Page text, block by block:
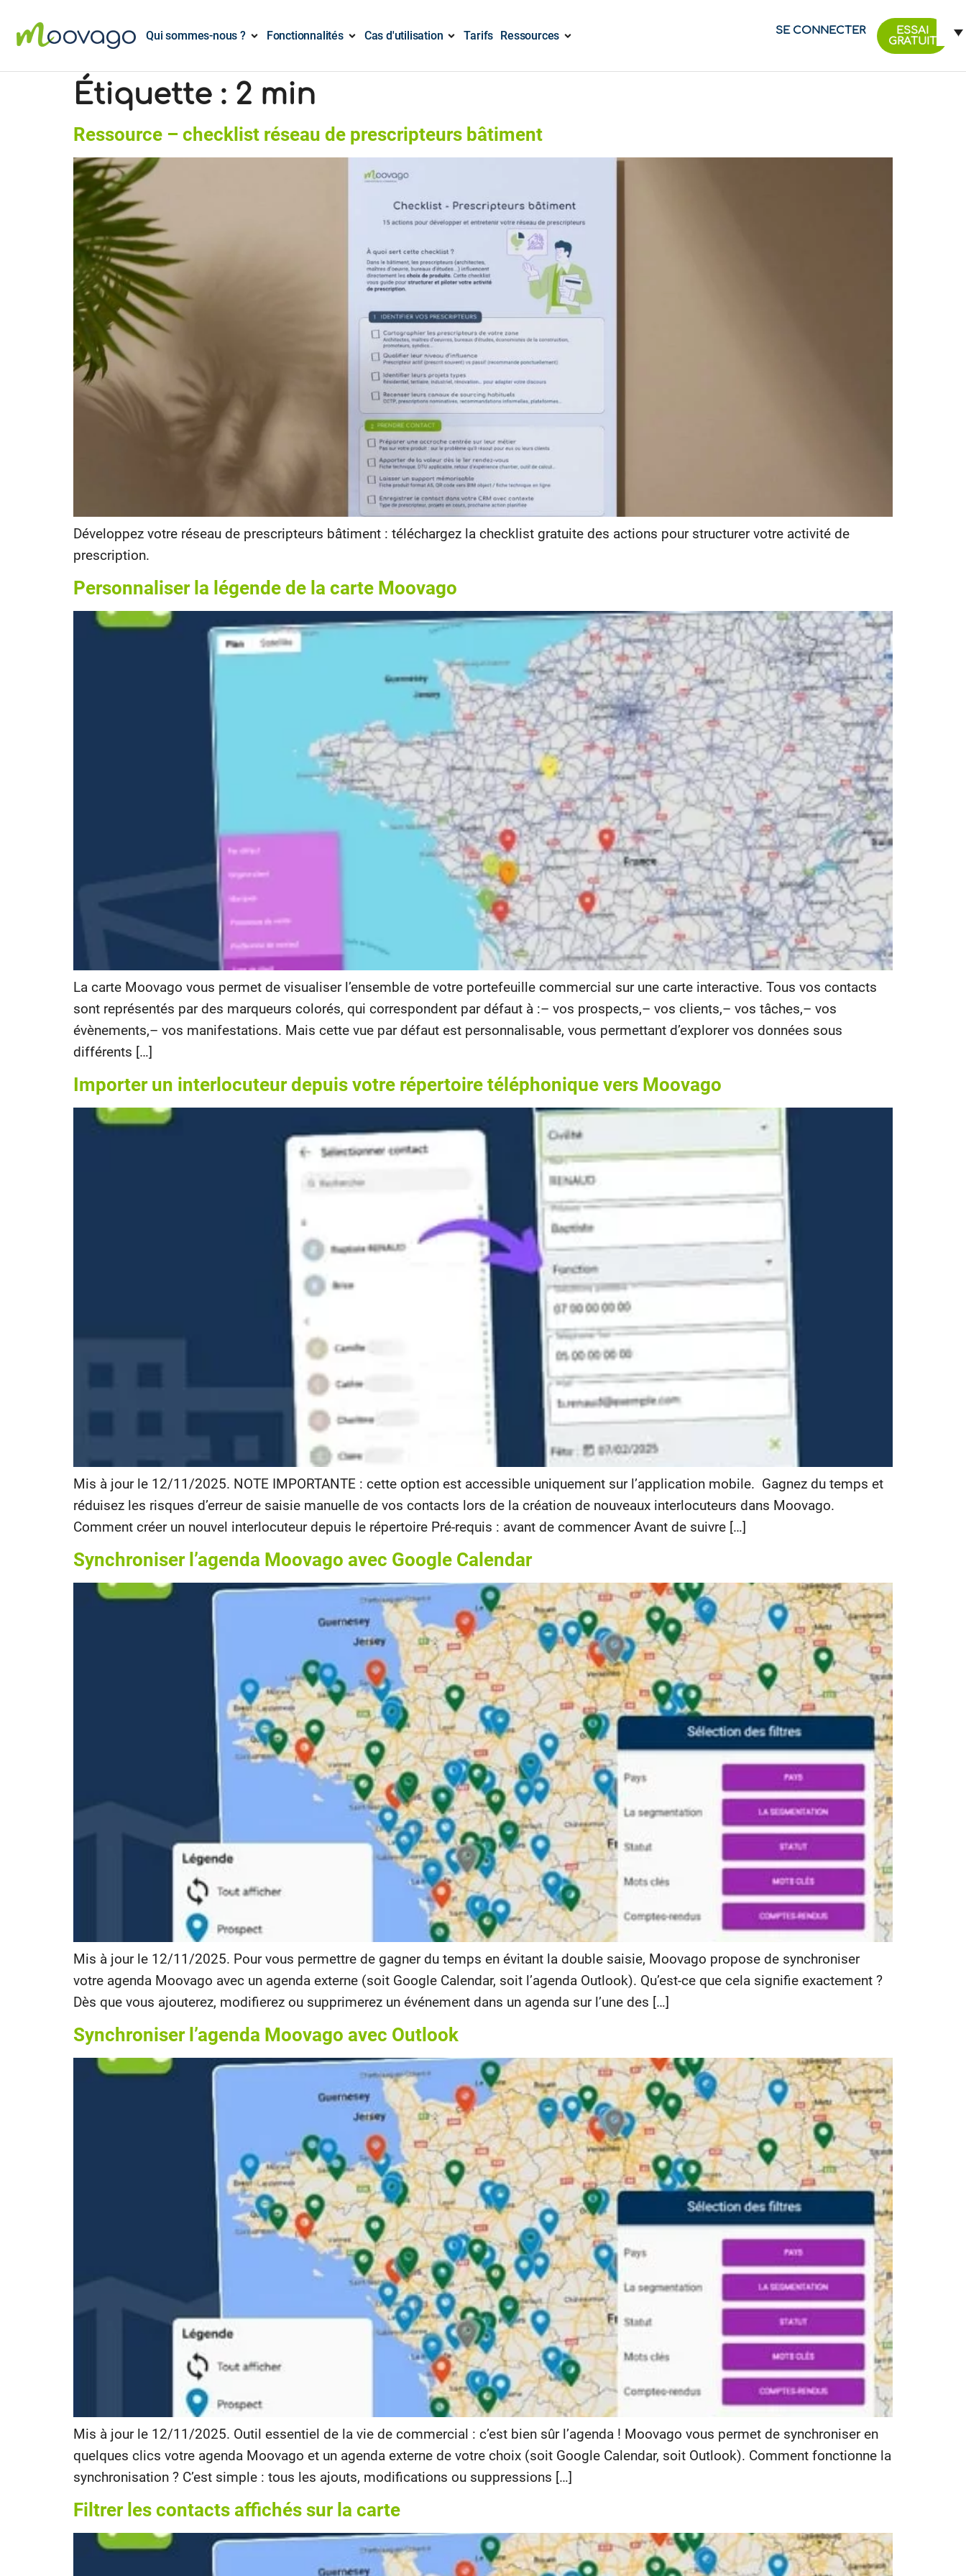
Qui sommes-nous ? Fonctionnalités Cas d'utilisation Tarifs Ressources SE CONNECTER
ESSAI
GRATUIT
Étiquette : 2 min
Ressource – checklist réseau de prescripteurs bâtiment
Développez votre réseau de prescripteurs bâtiment : téléchargez la checklist gratuite des actions pour structurer votre activité de
prescription.
Personnaliser la légende de la carte Moovago
La carte Moovago vous permet de visualiser l’ensemble de votre portefeuille commercial sur une carte interactive. Tous vos contacts
sont représentés par des marqueurs colorés, qui correspondent par défaut à :– vos prospects,– vos clients,– vos tâches,– vos
évènements,– vos manifestations. Mais cette vue par défaut est personnalisable, vous permettant d’explorer vos données sous
différents […]
Importer un interlocuteur depuis votre répertoire téléphonique vers Moovago
Mis à jour le 12/11/2025. NOTE IMPORTANTE : cette option est accessible uniquement sur l’application mobile. Gagnez du temps et
réduisez les risques d’erreur de saisie manuelle de vos contacts lors de la création de nouveaux interlocuteurs dans Moovago.
Comment créer un nouvel interlocuteur depuis le répertoire Pré-requis : avant de commencer Avant de suivre […]
Synchroniser l’agenda Moovago avec Google Calendar
Mis à jour le 12/11/2025. Pour vous permettre de gagner du temps en évitant la double saisie, Moovago propose de synchroniser
votre agenda Moovago avec un agenda externe (soit Google Calendar, soit l’agenda Outlook). Qu’est-ce que cela signifie exactement ?
Dès que vous ajouterez, modifierez ou supprimerez un événement dans un agenda sur l’une des […]
Synchroniser l’agenda Moovago avec Outlook
Mis à jour le 12/11/2025. Outil essentiel de la vie de commercial : c’est bien sûr l’agenda ! Moovago vous permet de synchroniser en
quelques clics votre agenda Moovago et un agenda externe de votre choix (soit Google Calendar, soit Outlook). Comment fonctionne la
synchronisation ? C’est simple : tous les ajouts, modifications ou suppressions […]
Filtrer les contacts affichés sur la carte